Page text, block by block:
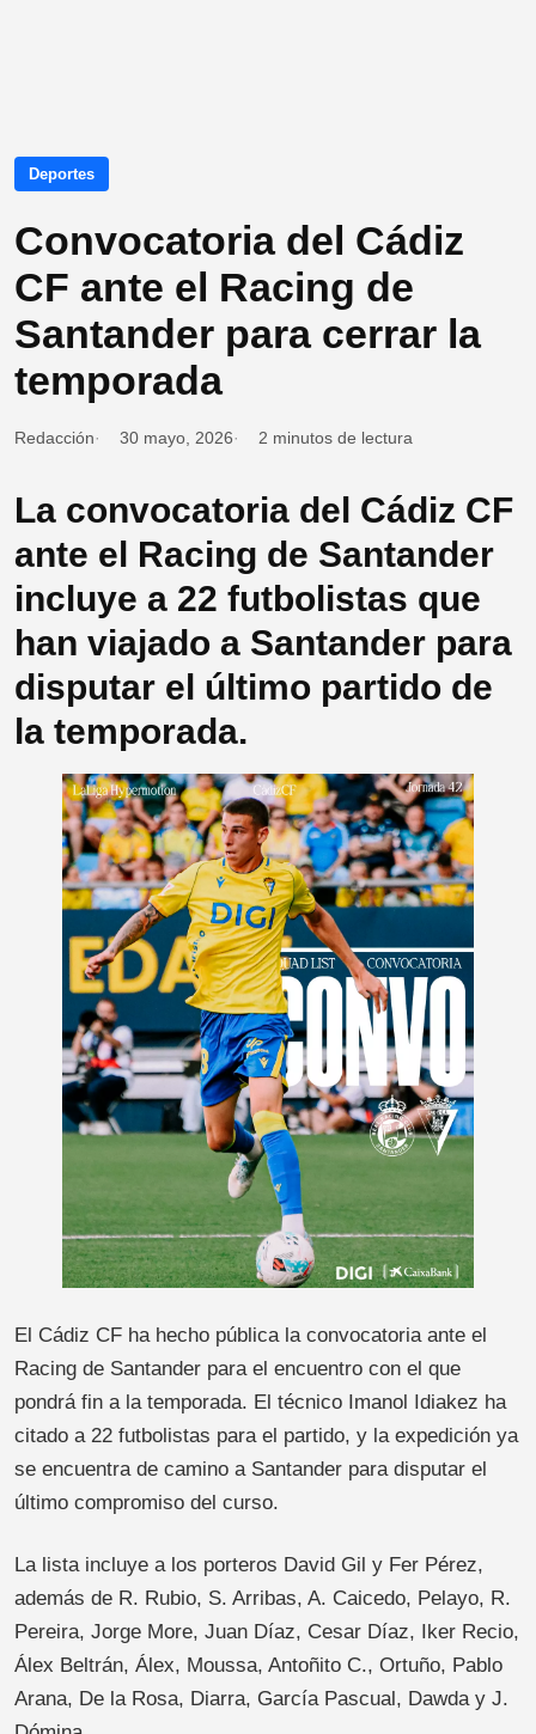
Deportes
Convocatoria del Cádiz
CF ante el Racing de
Santander para cerrar la
temporada
Redacción 30 mayo, 2026 2 minutos de lectura
La convocatoria del Cádiz CF
ante el Racing de Santander
incluye a 22 futbolistas que
han viajado a Santander para
disputar el último partido de
la temporada.
El Cádiz CF ha hecho pública la convocatoria ante el
Racing de Santander para el encuentro con el que
pondrá fin a la temporada. El técnico Imanol Idiakez ha
citado a 22 futbolistas para el partido, y la expedición ya
se encuentra de camino a Santander para disputar el
último compromiso del curso.
La lista incluye a los porteros David Gil y Fer Pérez,
además de R. Rubio, S. Arribas, A. Caicedo, Pelayo, R.
Pereira, Jorge More, Juan Díaz, Cesar Díaz, Iker Recio,
Álex Beltrán, Álex, Moussa, Antoñito C., Ortuño, Pablo
Arana, De la Rosa, Diarra, García Pascual, Dawda y J.